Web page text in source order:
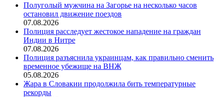
Полуголый мужчина на Загорье на несколько часов
остановил движение поездов
07.08.2026
Полиция расследует жестокое нападение на граждан
Индии в Нитре
07.08.2026
Полиция разъяснила украинцам, как правильно сменить
временное убежище на ВНЖ
05.08.2026
Жара в Словакии продолжила бить температурные
рекорды